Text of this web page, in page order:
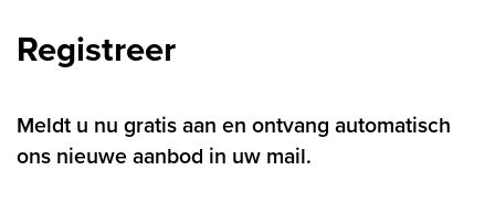
Registreer
Meldt u nu gratis aan en ontvang automatisch
ons nieuwe aanbod in uw mail.